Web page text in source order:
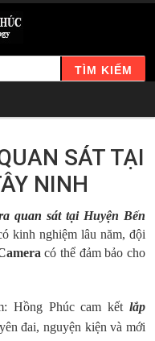
TÌM KIẾM
SÁT TẠI
NINH
quan sáttại Huyện Bến
kinh nghiệm lâu năm, đội
có thể đảm bảo cho
Hồng Phúc cam kếtlắp
đai, nguyện kiện và mới